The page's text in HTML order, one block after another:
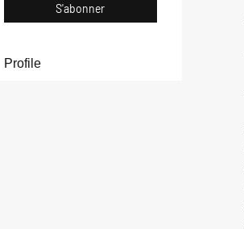
S'abonner
Profile